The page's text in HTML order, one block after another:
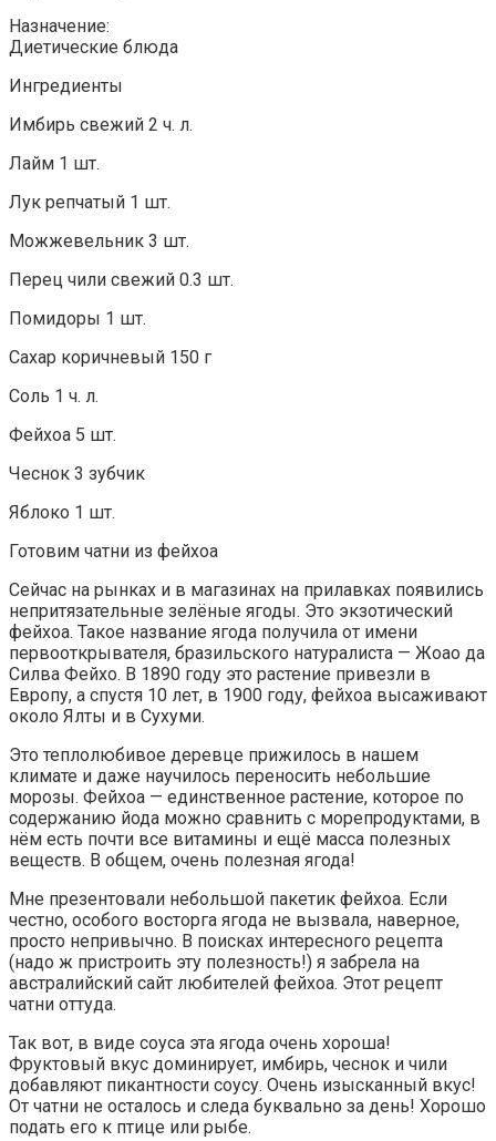
Назначение:
Диетические блюда
Ингредиенты
Имбирь свежий 2 ч. л.
Лайм 1 шт.
Лук репчатый 1 шт.
Можжевельник 3 шт.
Перец чили свежий 0.3 шт.
Помидоры 1 шт.
Сахар коричневый 150 г
Соль 1 ч. л.
Фейхоа 5 шт.
Чеснок 3 зубчик
Яблоко 1 шт.
Готовим чатни из фейхоа
Сейчас на рынках и в магазинах на прилавках появились
непритязательные зелёные ягоды. Это экзотический
фейхоа. Такое название ягода получила от имени
первооткрывателя, бразильского натуралиста — Жоао да
Силва Фейхо. В 1890 году это растение привезли в
Европу, а спустя 10 лет, в 1900 году, фейхоа высаживают
около Ялты и в Сухуми.
Это теплолюбивое деревце прижилось в нашем
климате и даже научилось переносить небольшие
морозы. Фейхоа — единственное растение, которое по
содержанию йода можно сравнить с морепродуктами, в
нём есть почти все витамины и ещё масса полезных
веществ. В общем, очень полезная ягода!
Мне презентовали небольшой пакетик фейхоа. Если
честно, особого восторга ягода не вызвала, наверное,
просто непривычно. В поисках интересного рецепта
(надо ж пристроить эту полезность!) я забрела на
австралийский сайт любителей фейхоа. Этот рецепт
чатни оттуда.
Так вот, в виде соуса эта ягода очень хороша!
Фруктовый вкус доминирует, имбирь, чеснок и чили
добавляют пикантности соусу. Очень изысканный вкус!
От чатни не осталось и следа буквально за день! Хорошо
подать его к птице или рыбе.